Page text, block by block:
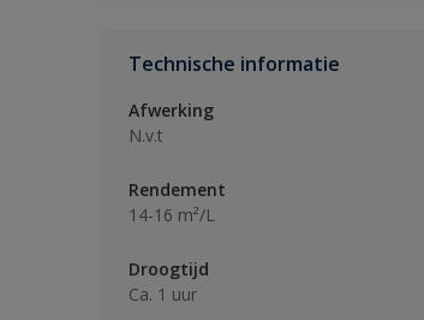
Technische informatie
Afwerking
N.v.t
Rendement
14-16 m²/L
Droogtijd
Ca. 1 uur